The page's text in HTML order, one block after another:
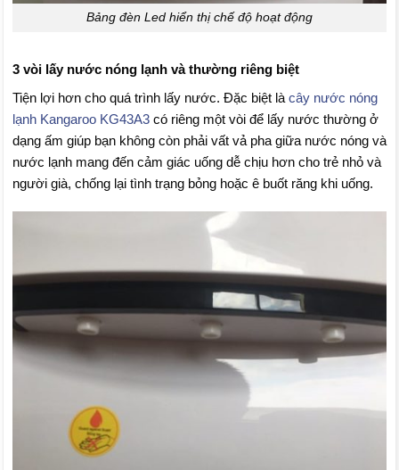
Bảng đèn Led hiển thị chế độ hoạt động
3 vòi lấy nước nóng lạnh và thường riêng biệt
Tiện lợi hơn cho quá trình lấy nước. Đặc biệt là cây nước nóng
lạnh Kangaroo KG43A3có riêng một vòi để lấy nước thường ở
dạng ấm giúp bạn không còn phải vất vả pha giữa nước nóng và
nước lạnh mang đến cảm giác uống dễ chịu hơn cho trẻ nhỏ và
người già, chống lại tình trạng bỏng hoặc ê buốt răng khi uống.